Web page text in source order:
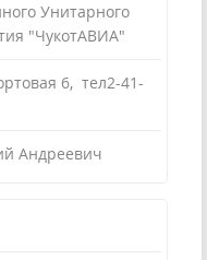
Унитарного
"ЧукотАВИА"
6, тел2-41-
Андреевич